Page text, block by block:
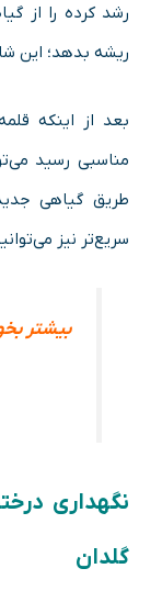
رشد کرده را از
ریشه بدهد؛ این
بعد از اینکه
مناسبی رسید
طریق گیاهی
سریع‌تر نیز
بیشتر
نگهداری
گلدان